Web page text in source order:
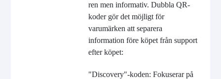
ren men informativ. Dubbla QR-
koder gör det möjligt för
varumärken att separera
information före köpet från support
efter köpet:
"Discovery"-koden: Fokuserar på